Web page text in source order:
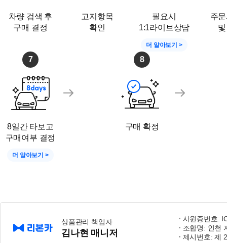
차량 검색 후
구매 결정
고지항목
확인
필요시
1:1라이브상담
더 알아보기 >
주
7
8일간 타보고
구매여부 결정
더 알아보기 >
8
구매 확정
상품관리 책임자
김나현 매니저
사원증번호:
조합명: 인천
제시번호: 제